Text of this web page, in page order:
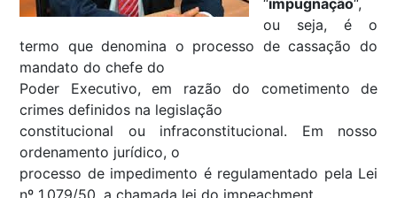
ou seja, é o
termo que denomina o processo de cassação do
mandato do chefe do
Poder Executivo, em razão do cometimento de
crimes definidos na legislação
constitucional ou infraconstitucional. Em nosso
ordenamento jurídico, o
processo de impedimento é regulamentado pela Lei
nº 1.079/50, a chamada lei do impeachment.